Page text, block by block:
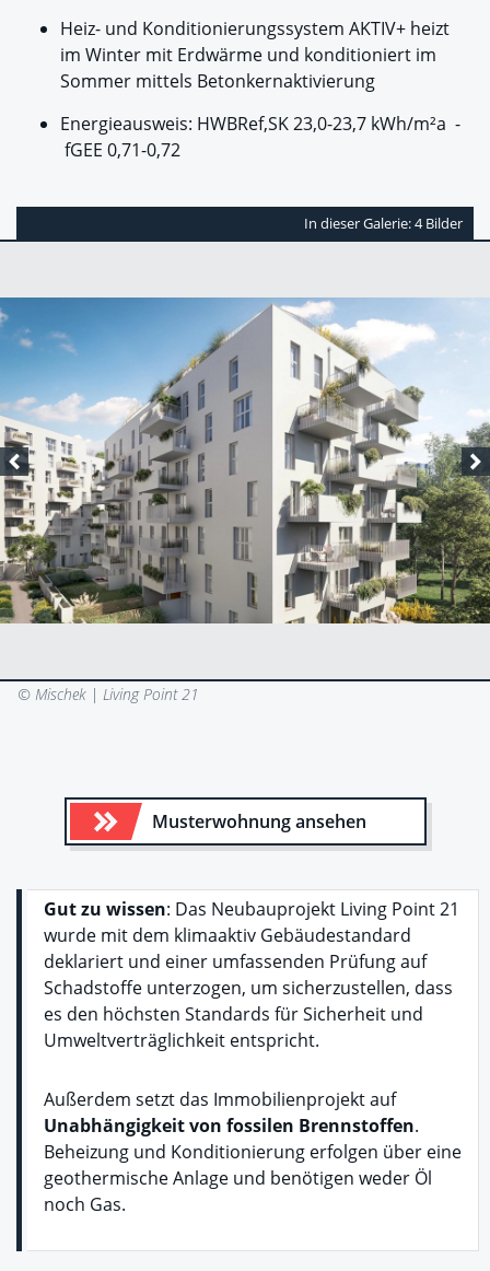
Heiz- und Konditionierungssystem AKTIV+ heizt
im Winter mit Erdwärme und konditioniert im
Sommer mittels Betonkernaktivierung
Energieausweis: HWBRef,SK 23,0-23,7 kWh/m²a -
fGEE 0,71-0,72
In dieser Galerie: 4 Bilder
© Mischek | Living Point 21
Musterwohnung ansehen
Gut zu wissen: Das Neubauprojekt Living Point 21
wurde mit dem klimaaktiv Gebäudestandard
deklariert und einer umfassenden Prüfung auf
Schadstoffe unterzogen, um sicherzustellen, dass
es den höchsten Standards für Sicherheit und
Umweltverträglichkeit entspricht.
Außerdem setzt das Immobilienprojekt auf
Unabhängigkeit von fossilen Brennstoffen.
Beheizung und Konditionierung erfolgen über eine
geothermische Anlage und benötigen weder Öl
noch Gas.